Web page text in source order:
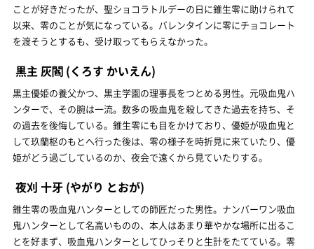
ことが好きだったが、聖ショコラトルデーの日に錐生零に助けられて
以来、零のことが気になっている。バレンタインに零にチョコレート
を渡そうとするも、受け取ってもらえなかった。
黒主 灰閻 (くろす かいえん)
黒主優姫の養父かつ、黒主学園の理事長をつとめる男性。元吸血鬼ハ
ンターで、その腕は一流。数多の吸血鬼を殺してきた過去を持ち、そ
の過去を後悔している。錐生零にも目をかけており、優姫が吸血鬼と
して玖蘭枢のもとへ行った後は、零の様子を時折見に来ていたり、優
姫がどう過ごしているのか、夜会で遠くから見ていたりする。
夜刈 十牙 (やがり とおが)
錐生零の吸血鬼ハンターとしての師匠だった男性。ナンバーワン吸血
鬼ハンターとして名高いものの、本人はあまり華やかな場所に出るこ
とを好まず、吸血鬼ハンターとしてひっそりと生計をたてている。零